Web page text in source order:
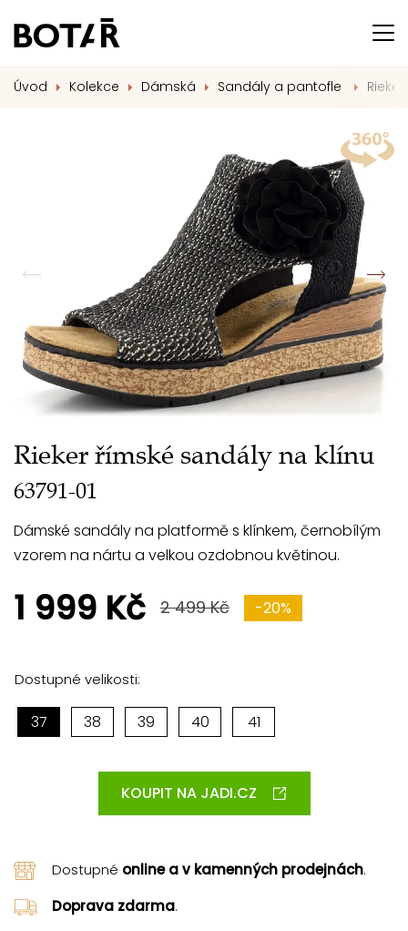
Úvod Kolekce Dámská Sandály a pantofle
Rieker římské sandály na klínu
63791-01
Dámské sandály na platformě s klínkem, černobílým
vzorem na nártu a velkou ozdobnou květinou.
1 999 Kč 2 499 Kč -20%
Dostupné velikosti:
37 38 39 40 41
KOUPIT NA JADI.CZ
Dostupné online a v kamenných prodejnách.
Doprava zdarma.